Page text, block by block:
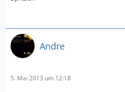
Andre
5. Mai 2013 um 12:18